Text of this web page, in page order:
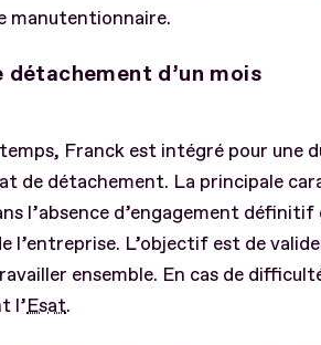
manutentionnaire.
d’un mois
Franck est intégré pour une
de détachement. La principale
l’absence d’engagement définitif
l’entreprise. L’objectif est de
ensemble. En cas de
l’Esat.